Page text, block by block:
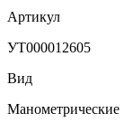
Артикул
УТ000012605
Вид
Манометрические